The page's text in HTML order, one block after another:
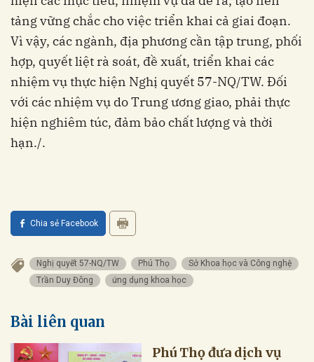
tảng vững chắc cho việc triển khai cả giai đoạn.
Vì vậy, các ngành, địa phương cần tập trung, phối
hợp, quyết liệt rà soát, đề xuất, triển khai các
nhiệm vụ thực hiện Nghị quyết 57-NQ/TW. Đối
với các nhiệm vụ do Trung ương giao, phải thực
hiện nghiêm túc, đảm bảo chất lượng và thời
hạn./.
Chia sẻ Facebook
Nghị quyết 57-NQ/TW Phú Thọ
Sở Khoa học và Công nghệ
Trần Duy Đông
ứng dụng khoa học
Bài liên quan
Phú Thọ đưa dịch vụ